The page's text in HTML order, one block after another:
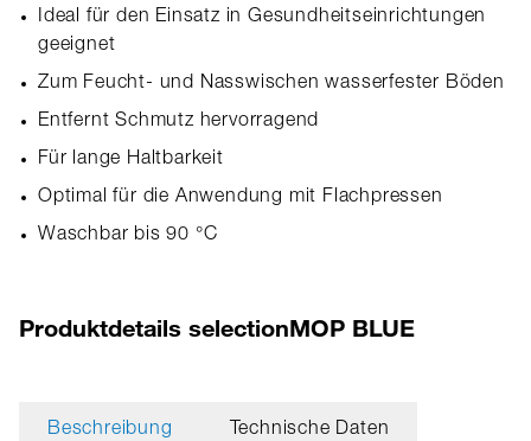
Ideal für den Einsatz in Gesundheitseinrichtungen
geeignet
Zum Feucht- und Nasswischen wasserfester Böden
Entfernt Schmutz hervorragend
Für lange Haltbarkeit
Optimal für die Anwendung mit Flachpressen
Waschbar bis 90 °C
Produktdetails selectionMOP BLUE
Beschreibung Technische Daten